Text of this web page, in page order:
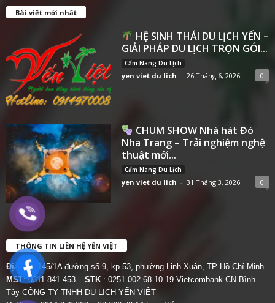
Bài viết mới nhất
HỆ SINH THÁI DU LỊCH YẾN –
GIẢI PHÁP DU LỊCH TRỌN GÓI...
Cẩm Nang Du Lịch
yen viet du lich - 26 Tháng 6, 2026 0
CHUM SHOW Nhà hát Đó
Nha Trang – Trải nghiệm nghệ
thuật mới...
Cẩm Nang Du Lịch
yen viet du lich - 31 Tháng 3, 2026 0
THÔNG TIN LIÊN HỆ YẾN VIỆT
Địa chỉ:
145/1A đường số 9, kp 53, phường Linh Xuân, TP Hồ Chí Minh
MST: 0311 841 453 – STK : 0251 002 68 10 19 Vietcombank CN Bình
Tây-CÔNG TY TNHH DU LỊCH YẾN VIỆT